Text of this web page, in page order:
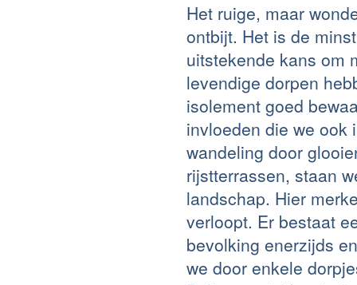
Het ruige, maar
ontbijt. Het is de
uitstekende kans om
levendige dorpen
isolement goed
invloeden die we ook
wandeling door
rijstterrassen, staan
landschap. Hier
verloopt. Er bestaat
bevolking enerzijds
we door enkele